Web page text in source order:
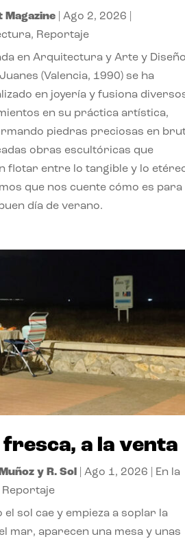
Magazine| Ago 2, 2026
, Reportaje
en Arquitectura y Arte y
(Valencia, 1990) se ha
en joyería y fusiona
en su práctica artística,
piedras preciosas en
obras escultóricas que
flotar entre lo tangible y lo
que nos cuente cómo es para
día de verano.
fresca, a la venta
y R. Sol Ago 1, 2026
En la
Reportaje
el sol cae y empieza a soplar la
mar, aparecen una mesa y unas